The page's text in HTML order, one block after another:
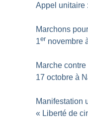
Appel unitaire
Marchons
1er novembre
Marche contre
17 octobre à
Manifestation
« Liberté de